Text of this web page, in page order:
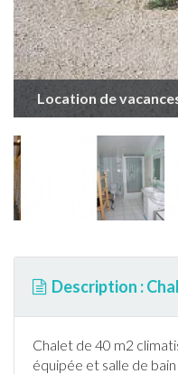
Location de
Description :
Chalet de 40 m2
équipée et salle de